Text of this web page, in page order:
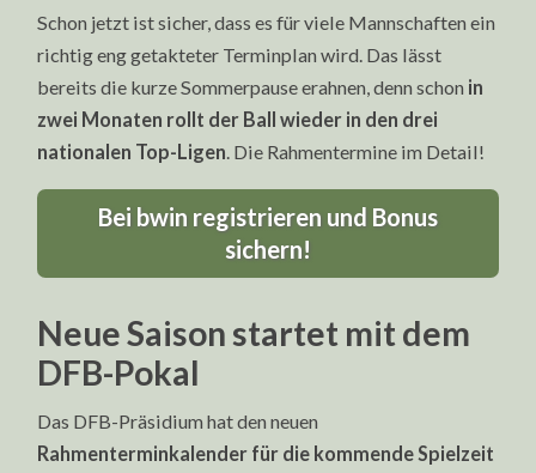
Schon jetzt ist sicher, dass es für viele Mannschaften ein
richtig eng getakteter Terminplan wird. Das lässt
bereits die kurze Sommerpause erahnen, denn schon in
zwei Monaten rollt der Ball wieder in den drei
nationalen Top-Ligen. Die Rahmentermine im Detail!
Bei bwin registrieren und Bonus
sichern!
Neue Saison startet mit dem
DFB-Pokal
Das DFB-Präsidium hat den neuen
Rahmenterminkalender für die kommende Spielzeit